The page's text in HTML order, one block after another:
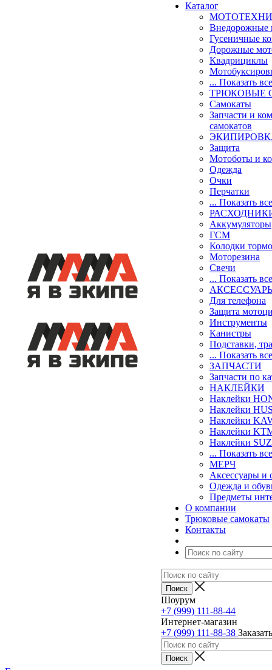
Каталог
Внедорожные
Гусеничные
Дорожные
Квадрициклы
... Показать все
ТРЮКОВЫЕ
Самокаты
Запчасти и
самокатов
Защита
Мотоботы и
Одежда
Очки
Перчатки
... Показать все
Аккумуляторы
ГСМ
Колодки
Моторезина
Свечи
... Показать все
Для телефона
Защита
Инструменты
Канистры
Подставки,
... Показать все
ЗАПЧАСТИ
Запчасти по
НАКЛЕЙКИ
Наклейки
Наклейки
Наклейки
Наклейки
Наклейки
... Показать все
МЕРЧ
Аксессуары и
Одежда и
Предметы
О компании
Трюковые самокаты
Контакты
Шоурум
+7 (999) 111-88-44
Интернет-магазин
+7 (999) 111-88-38